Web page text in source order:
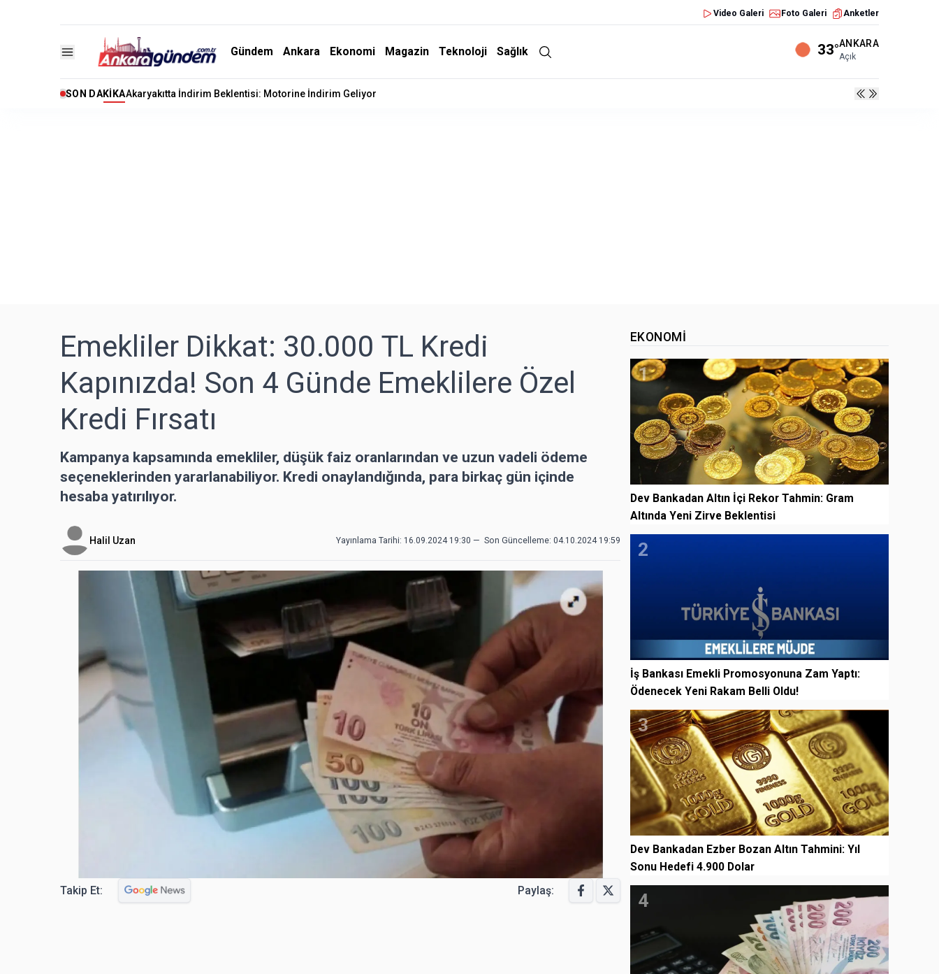
Video Galeri Foto Galeri Anketler
Gündem Ankara Ekonomi Magazin Teknoloji Sağlık 33°ANKARA
Açık
SON DAKIKAAkaryakıtta İndirim Beklentisi: Motorine İndirim Geliyor
Emekliler Dikkat: 30.000 TL Kredi
Kapınızda! Son 4 Günde Emeklilere Özel
Kredi Fırsatı
Kampanya kapsamında emekliler, düşük faiz oranlarından ve uzun vadeli ödeme
seçeneklerinden yararlanabiliyor. Kredi onaylandığında, para birkaç gün içinde
hesaba yatırılıyor.
Halil Uzan Yayınlama Tarihi: 16.09.2024 19:30 — Son Güncelleme: 04.10.2024 19:59
Takip Et: Paylaş:
EKONOMI
1
Dev Bankadan Altın İçi Rekor Tahmin: Gram
Altında Yeni Zirve Beklentisi
2
İş Bankası Emekli Promosyonuna Zam Yaptı:
Ödenecek Yeni Rakam Belli Oldu!
3
Dev Bankadan Ezber Bozan Altın Tahmini: Yıl
Sonu Hedefi 4.900 Dolar
4